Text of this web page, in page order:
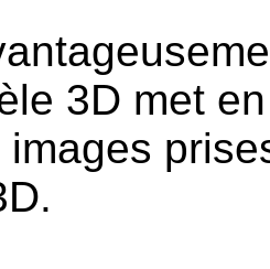
3D met